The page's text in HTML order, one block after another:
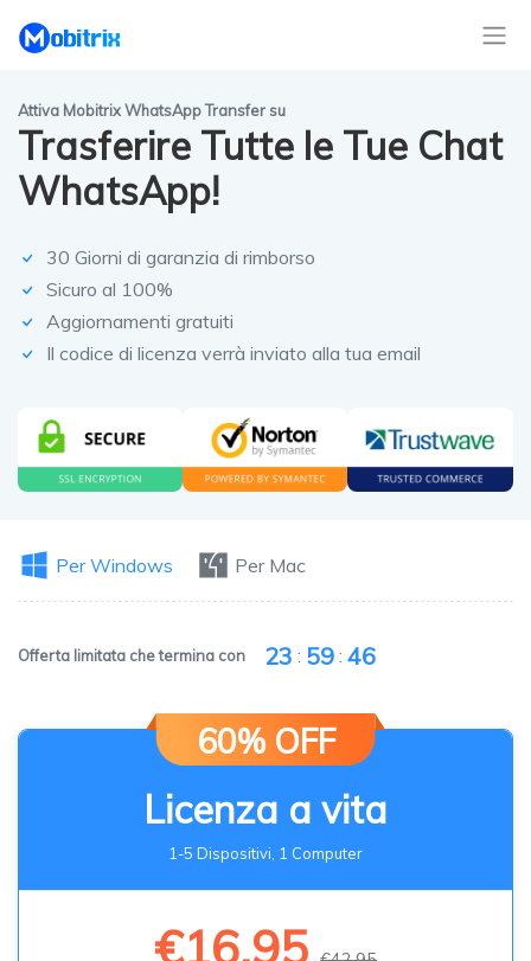
Attiva Mobitrix WhatsApp Transfer su
Trasferire Tutte le Tue Chat
WhatsApp!
30 Giorni di garanzia di rimborso
Sicuro al 100%
Aggiornamenti gratuiti
Il codice di licenza verrà inviato alla tua email
Per Windows Per Mac
Offerta limitata che termina con 23 : 59 : 46
60% OFF
Licenza a vita
1-5 Dispositivi, 1 Computer
€16.95